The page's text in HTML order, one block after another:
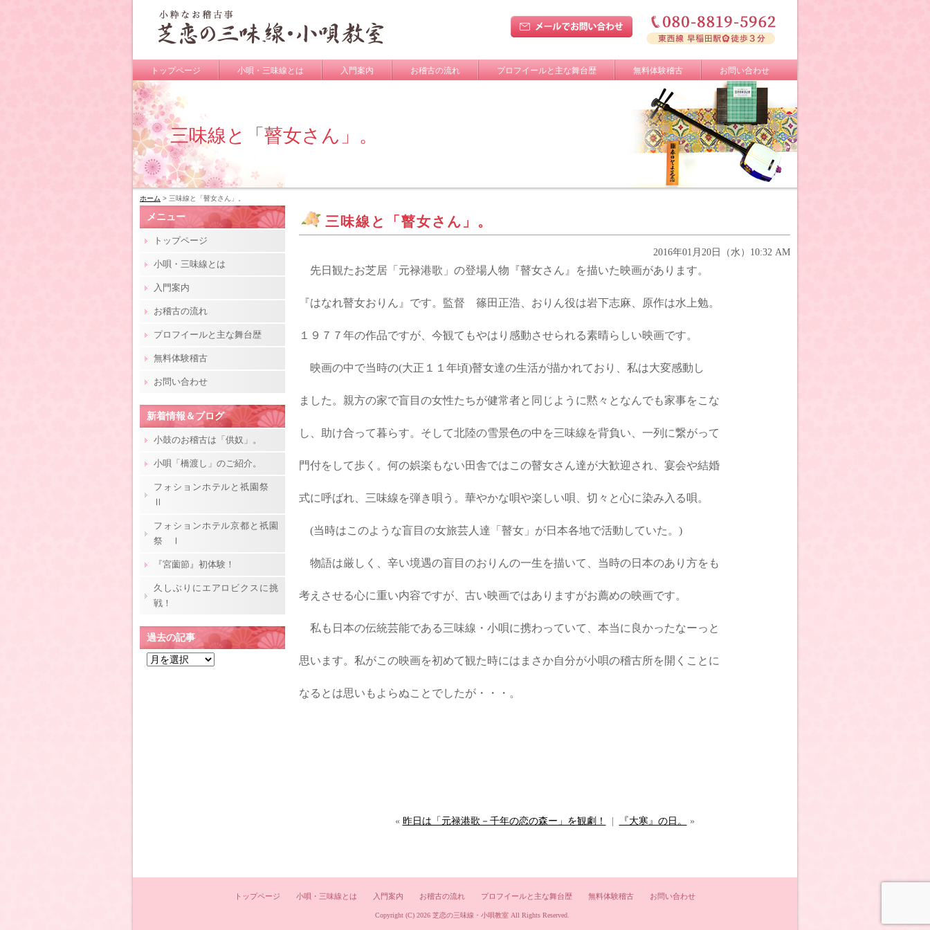
トップページ 小唄・三味線とは 入門案内 お稽古の流れ プロフイールと主な舞台歴 無料体験稽古 お問い合わせ
三味線と「瞽女さん」。
ホーム > 三味線と「瞽女さん」。
三味線と「瞽女さん」。
2016年01月20日（水）10:32 AM
先日観たお芝居「元禄港歌」の登場人物『瞽女さん』を描いた映画があります。
『はなれ瞽女おりん』です。監督 篠田正浩、おりん役は岩下志麻、原作は水上勉。
１９７７年の作品ですが、今観てもやはり感動させられる素晴らしい映画です。
映画の中で当時の(大正１１年頃)瞽女達の生活が描かれており、私は大変感動し
ました。親方の家で盲目の女性たちが健常者と同じように黙々となんでも家事をこな
し、助け合って暮らす。そして北陸の雪景色の中を三味線を背負い、一列に繋がって
門付をして歩く。何の娯楽もない田舎ではこの瞽女さん達が大歓迎され、宴会や結婚
式に呼ばれ、三味線を弾き唄う。華やかな唄や楽しい唄、切々と心に染み入る唄。
(当時はこのような盲目の女旅芸人達「瞽女」が日本各地で活動していた。)
物語は厳しく、辛い境遇の盲目のおりんの一生を描いて、当時の日本のあり方をも
考えさせる心に重い内容ですが、古い映画ではありますがお薦めの映画です。
私も日本の伝統芸能である三味線・小唄に携わっていて、本当に良かったなーっと
思います。私がこの映画を初めて観た時にはまさか自分が小唄の稽古所を開くことに
なるとは思いもよらぬことでしたが・・・。
« 昨日は「元禄港歌－千年の恋の森ー」を観劇！ 『大寒』の日。 »
メニュー
トップページ
小唄・三味線とは
入門案内
お稽古の流れ
プロフイールと主な舞台歴
無料体験稽古
お問い合わせ
新着情報＆ブログ
小鼓のお稽古は「供奴」。
小唄「橋渡し」のご紹介。
フォションホテルと祇園祭
Ⅱ
フォションホテル京都と祇園
祭 Ⅰ
『宮薗節』初体験！
久しぶりにエアロビクスに挑
戦！
過去の記事
トップページ 小唄・三味線とは 入門案内 お稽古の流れ プロフイールと主な舞台歴 無料体験稽古 お問い合わせ
Copyright (C) 2026 芝恋の三味線・小唄教室All Rights Reserved.